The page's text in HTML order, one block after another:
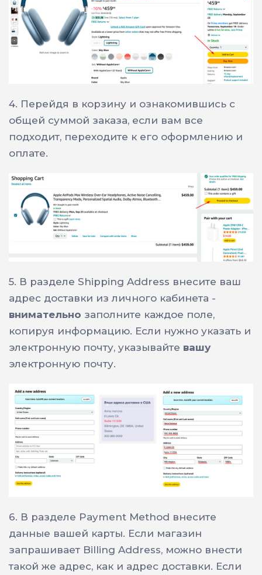
4. Перейдя в корзину и ознакомившись с
общей суммой заказа, если вам все
подходит, переходите к его оформлению и
оплате.
5. В разделе Shipping Address внесите ваш
адрес доставки из личного кабинета -
внимательно заполните каждое поле,
копируя информацию. Если нужно указать и
электронную почту, указывайте вашу
электронную почту.
6. В разделе Payment Method внесите
данные вашей карты. Если магазин
запрашивает Billing Address, можно внести
такой же адрес, как и адрес доставки. Если